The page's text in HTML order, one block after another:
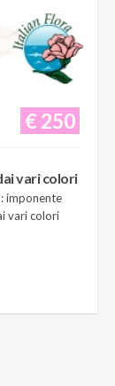
€ 250
vari colori
imponente
vari colori